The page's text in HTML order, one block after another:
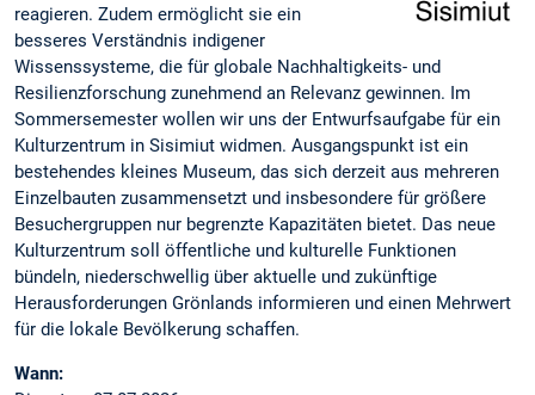
reagieren. Zudem ermöglicht sie ein
besseres Verständnis indigener
Wissenssysteme, die für globale Nachhaltigkeits- und
Resilienzforschung zunehmend an Relevanz gewinnen. Im
Sommersemester wollen wir uns der Entwurfsaufgabe für ein
Kulturzentrum in Sisimiut widmen. Ausgangspunkt ist ein
bestehendes kleines Museum, das sich derzeit aus mehreren
Einzelbauten zusammensetzt und insbesondere für größere
Besuchergruppen nur begrenzte Kapazitäten bietet. Das neue
Kulturzentrum soll öffentliche und kulturelle Funktionen
bündeln, niederschwellig über aktuelle und zukünftige
Herausforderungen Grönlands informieren und einen Mehrwert
für die lokale Bevölkerung schaffen.
Wann: